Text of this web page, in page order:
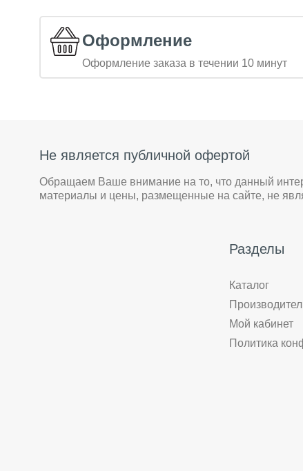
Оформление
Оформление заказа в течении 10 минут
Не является публичной офертой
Обращаем Ваше внимание на то, что данный
материалы и цены, размещенные на сайте, не
Разделы
Каталог
Мой кабинет
Политика